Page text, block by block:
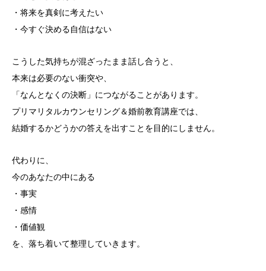
・将来を真剣に考えたい
・今すぐ決める自信はない
こうした気持ちが混ざったまま話し合うと、
本来は必要のない衝突や、
「なんとなくの決断」につながることがあります。
プリマリタルカウンセリング＆婚前教育講座では、
結婚するかどうかの答えを出すことを目的にしません。
代わりに、
今のあなたの中にある
・事実
・感情
・価値観
を、落ち着いて整理していきます。